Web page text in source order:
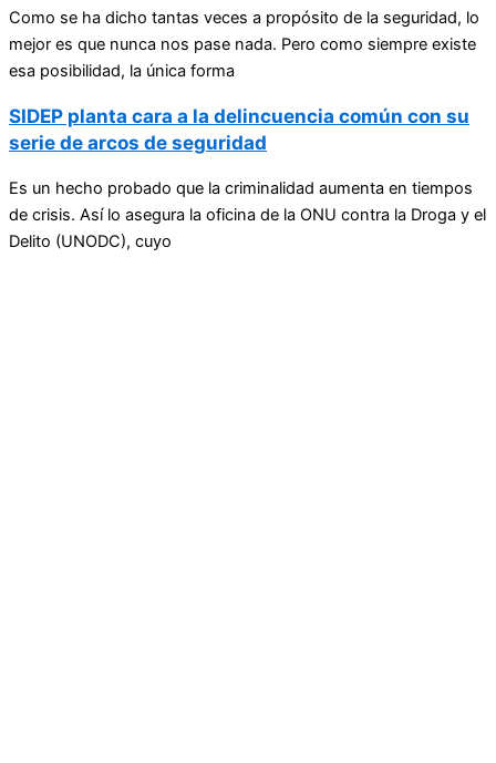
Como se ha dicho tantas veces a propósito de la seguridad, lo
mejor es que nunca nos pase nada. Pero como siempre existe
esa posibilidad, la única forma
SIDEP planta cara a la delincuencia común con su
serie de arcos de seguridad
Es un hecho probado que la criminalidad aumenta en tiempos
de crisis. Así lo asegura la oficina de la ONU contra la Droga y el
Delito (UNODC), cuyo